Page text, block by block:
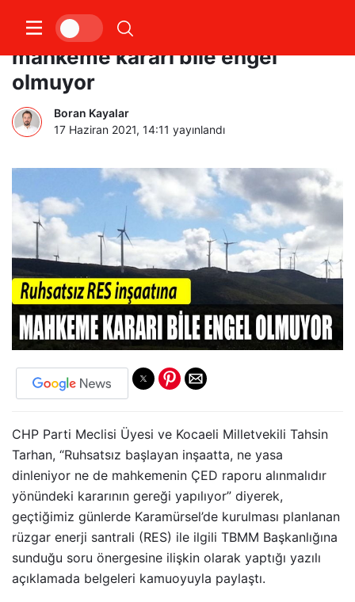
Ruhsatsız RES inşaatına
mahkeme kararı bile engel
olmuyor
Boran Kayalar
17 Haziran 2021, 14:11 yayınlandı
CHP Parti Meclisi Üyesi ve Kocaeli Milletvekili Tahsin
Tarhan, “Ruhsatsız başlayan inşaatta, ne yasa
dinleniyor ne de mahkemenin ÇED raporu alınmalıdır
yönündeki kararının gereği yapılıyor” diyerek,
geçtiğimiz günlerde Karamürsel’de kurulması planlanan
rüzgar enerji santrali (RES) ile ilgili TBMM Başkanlığına
sunduğu soru önergesine ilişkin olarak yaptığı yazılı
açıklamada belgeleri kamuoyuyla paylaştı.